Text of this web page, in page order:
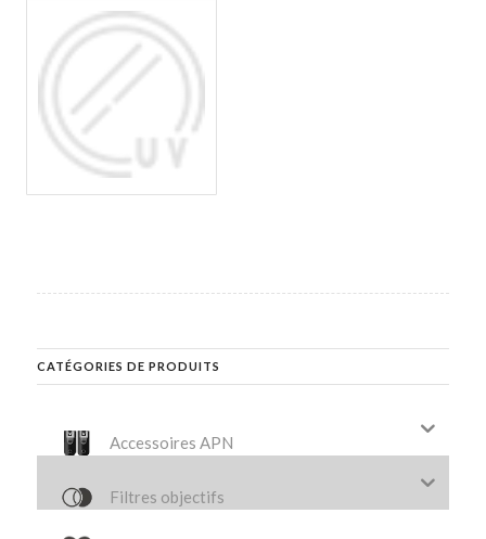
CATÉGORIES DE PRODUITS
Accessoires APN
Filtres objectifs